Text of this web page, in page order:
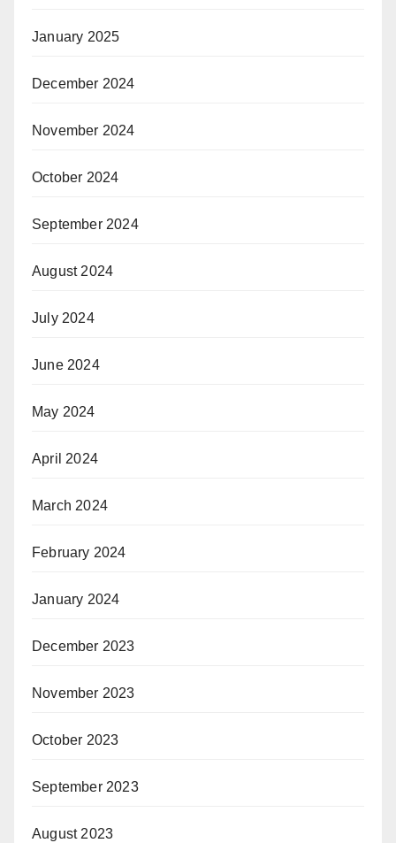
January 2025
December 2024
November 2024
October 2024
September 2024
August 2024
July 2024
June 2024
May 2024
April 2024
March 2024
February 2024
January 2024
December 2023
November 2023
October 2023
September 2023
August 2023